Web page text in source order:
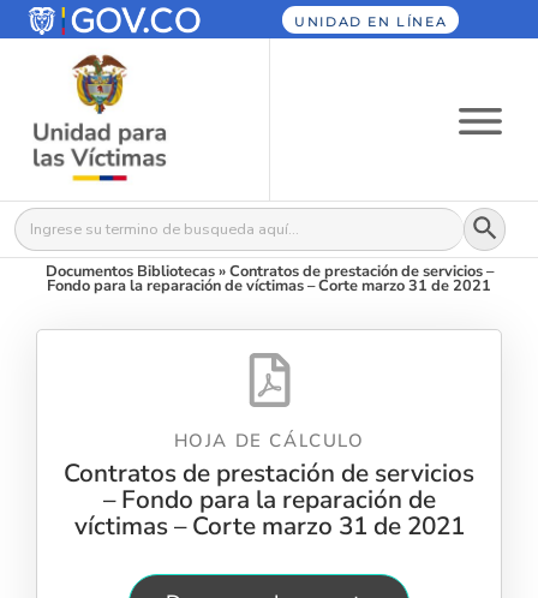
UNIDAD EN LÍNEA
Buscar: Botón
Documentos Bibliotecas»Contratos de prestación de servicios –
Fondo para la reparación de víctimas – Corte marzo 31 de 2021
HOJA DE CÁLCULO
Contratos de prestación de servicios
– Fondo para la reparación de
víctimas – Corte marzo 31 de 2021